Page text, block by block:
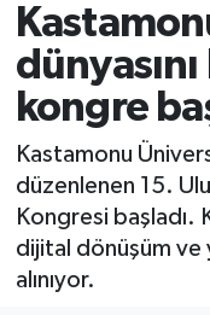
kongre
Kastamonu
düzenlenen 15.
Kongresi
dijital dönüşüm ve
alınıyor.
Araç Haberleri
Azdavay
Bozkurt
Çatalzeytin